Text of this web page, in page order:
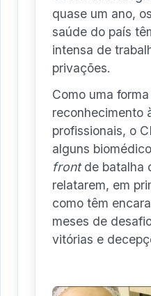
quase um ano,
saúde do país
intensa de
privações.
Como uma
reconhecimento
profissionais, o
alguns
frontde batalha
relatarem, em
como têm
meses de
vitórias e